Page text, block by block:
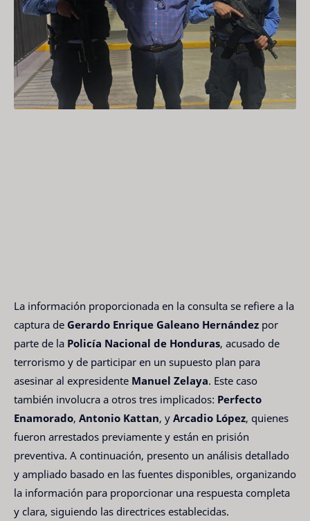
La información proporcionada en la consulta se refiere a la
captura de Gerardo Enrique Galeano Hernández por
parte de la Policía Nacional de Honduras, acusado de
terrorismo y de participar en un supuesto plan para
asesinar al expresidente Manuel Zelaya. Este caso
también involucra a otros tres implicados: Perfecto
Enamorado, Antonio Kattan, y Arcadio López, quienes
fueron arrestados previamente y están en prisión
preventiva. A continuación, presento un análisis detallado
y ampliado basado en las fuentes disponibles, organizando
la información para proporcionar una respuesta completa
y clara, siguiendo las directrices establecidas.